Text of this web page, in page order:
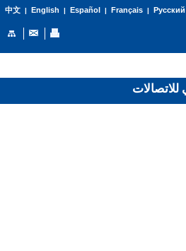
中文| English | Español | Français| Русский
للاتصالات